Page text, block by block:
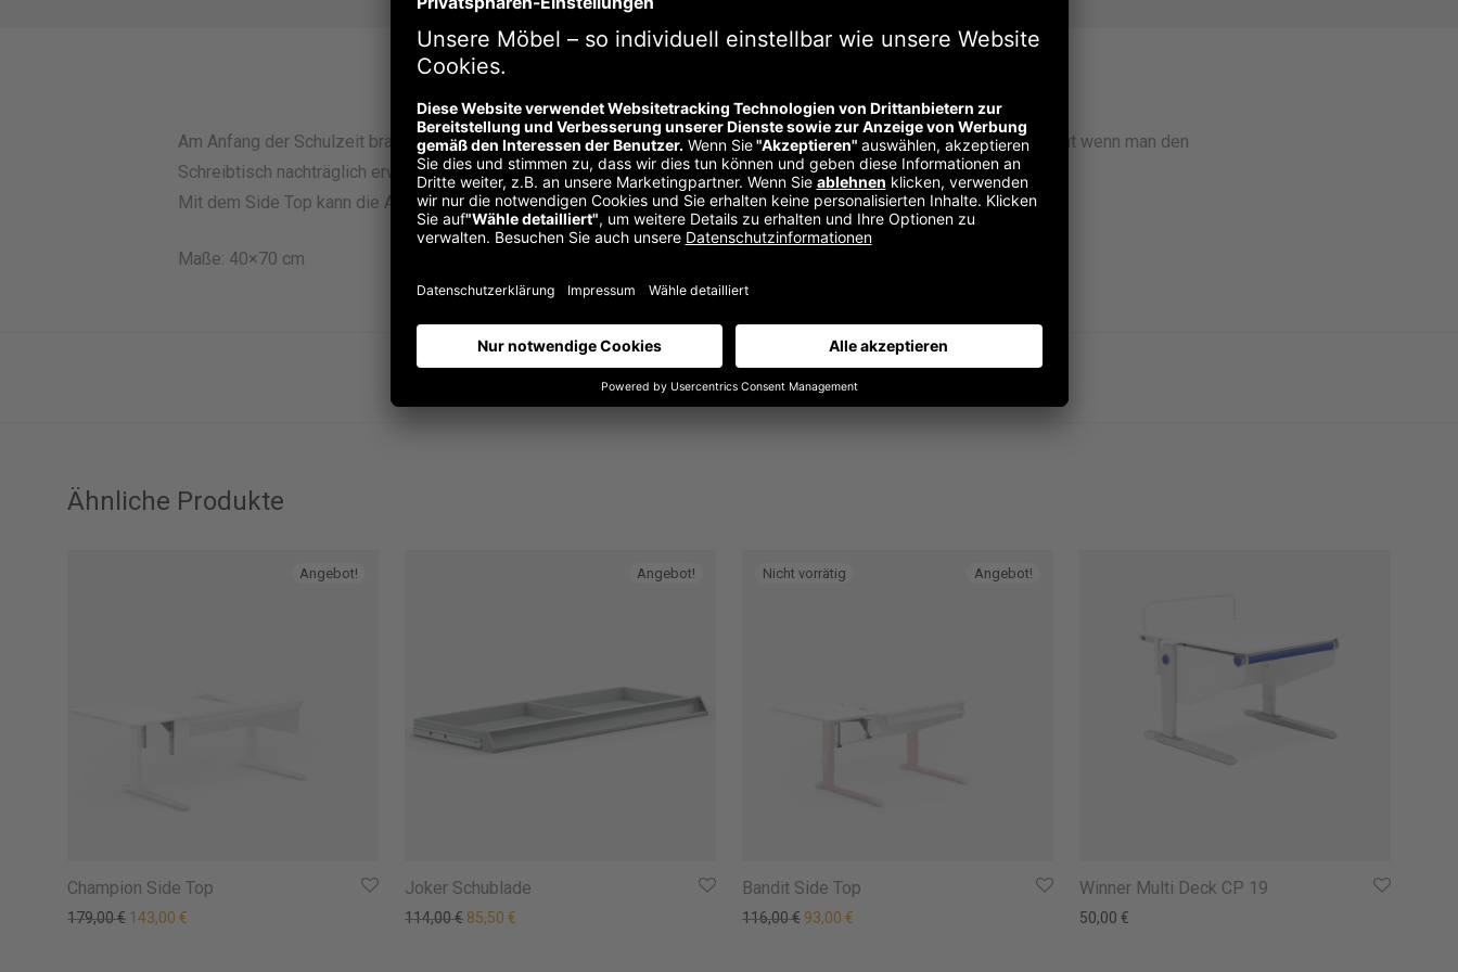
Beschreibung
Am Anfang der Schulzeit brauchen Kinder nur ein paar Hefte, dann jede Menge Bücher und schließlich einen Laptop. Gut wenn man den
Schreibtisch nachträglich erweitern kann.
Mit dem Side Top kann die Arbeitsplatte sowohl nach links als auch nach rechts vergrößert werden.
Maße: 40×70 cm
Artikelnummer:n. v. Kategorie:Additions
Ähnliche Produkte
Angebot!
Champion Side Top
179,00€ Ursprünglicher Preis war: 179,00 €
143,00 €
Angebot!
Joker Schublade
114,00€ Ursprünglicher Preis war: 114,00 €
85,50 €
Angebot!
Bandit Side Top
116,00€ Ursprünglicher Preis war: 116,00 €
93,00 €
Winner Multi Deck CP 19
50,00 €